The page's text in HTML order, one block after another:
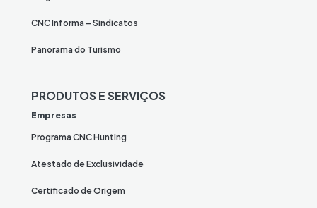
CNC Informa – Sindicatos
Panorama do Turismo
PRODUTOS E SERVIÇOS
Empresas
Programa CNC Hunting
Atestado de Exclusividade
Certificado de Origem